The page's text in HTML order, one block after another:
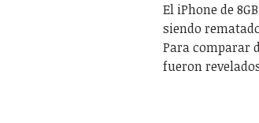
El iPhone de
siendo
Para comparar
fueron